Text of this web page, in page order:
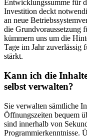
Entwicklungssumme für
Investition deckt
an neue
die Grundvoraussetzung
kümmern uns um die
Tage im Jahr
stärkt.
Kann ich die
selbst verwalten?
Sie verwalten sämtliche
Öffnungszeiten bequem
sind innerhalb von
Programmierkenntnisse.